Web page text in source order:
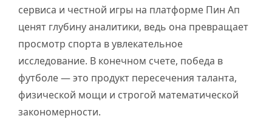
сервиса и честной игры на платформе Пин Ап
ценят глубину аналитики, ведь она превращает
просмотр спорта в увлекательное
исследование. В конечном счете, победа в
футболе — это продукт пересечения таланта,
физической мощи и строгой математической
закономерности.